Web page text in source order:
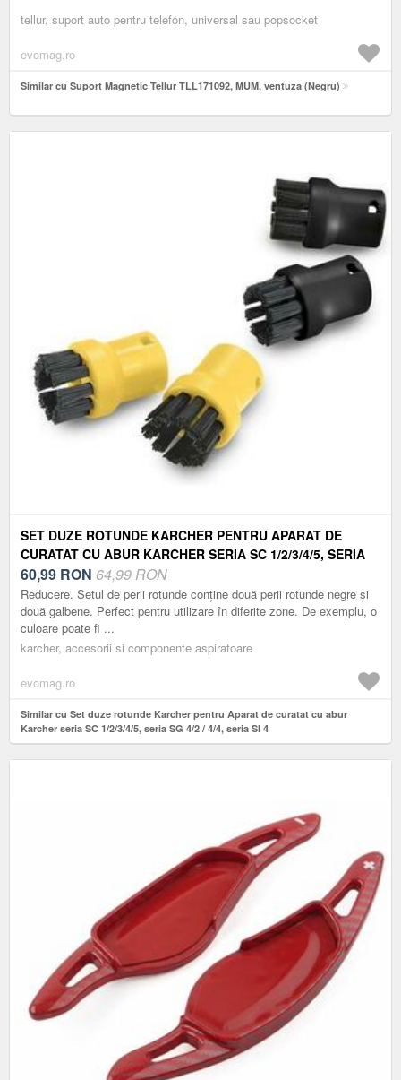
tellur, suport auto pentru telefon, universal sau popsocket
evomag.ro
Similar cu Suport Magnetic Tellur TLL171092, MUM, ventuza (Negru)
SET DUZE ROTUNDE KARCHER PENTRU APARAT DE
CURATAT CU ABUR KARCHER SERIA SC 1/2/3/4/5, SERIA
SG 4/2 / 4/4, SERIA SI 4
60,99 RON 64,99 RON
Reducere. Setul de perii rotunde conține două perii rotunde negre și
două galbene. Perfect pentru utilizare în diferite zone. De exemplu, o
culoare poate fi ...
karcher, accesorii si componente aspiratoare
evomag.ro
Similar cu Set duze rotunde Karcher pentru Aparat de curatat cu abur
Karcher seria SC 1/2/3/4/5, seria SG 4/2 / 4/4, seria SI 4